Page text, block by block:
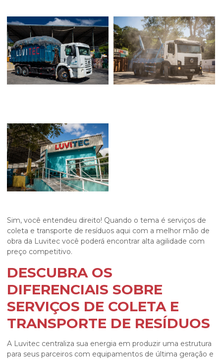
Sim, você entendeu direito! Quando o tema é serviços de
coleta e transporte de resíduos aqui com a melhor mão de
obra da Luvitec você poderá encontrar alta agilidade com
preço competitivo.
DESCUBRA OS
DIFERENCIAIS SOBRE
SERVIÇOS DE COLETA E
TRANSPORTE DE RESÍDUOS
A Luvitec centraliza sua energia em produzir uma estrutura
para seus parceiros com equipamentos de última geração e